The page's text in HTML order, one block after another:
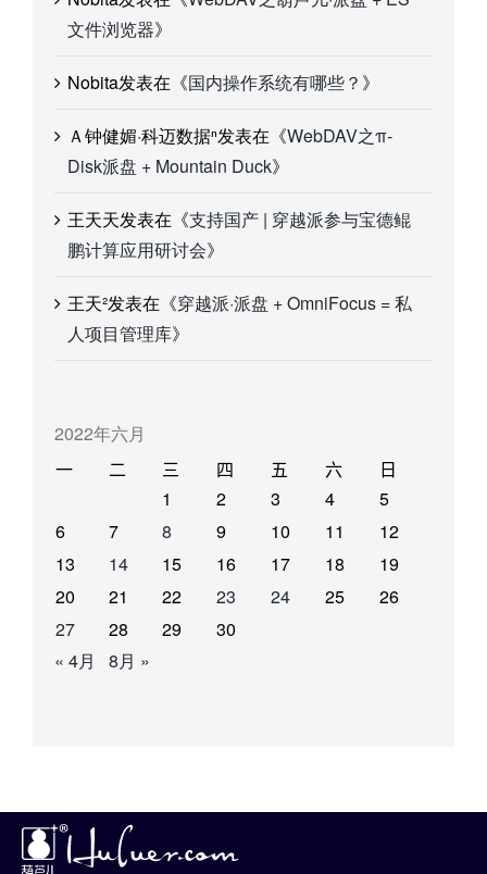
文件浏览器》
Nobita发表在《国内操作系统有哪些？ 》
Ａ钟健媚·科迈数据ⁿ发表在《WebDAV之π-
Disk派盘 + Mountain Duck》
王天天发表在《支持国产 | 穿越派参与宝德鲲
鹏计算应用研讨会》
王天²发表在《穿越派·派盘 + OmniFocus = 私
人项目管理库》
2022年六月
一 二 三 四 五 六 日
1 2 3 4
5
6
7 8 9 10 11
12
13
14 15 16 17 18
19
20
21 22 23 24 25
26
27
28 29
30
« 4月
8月 »